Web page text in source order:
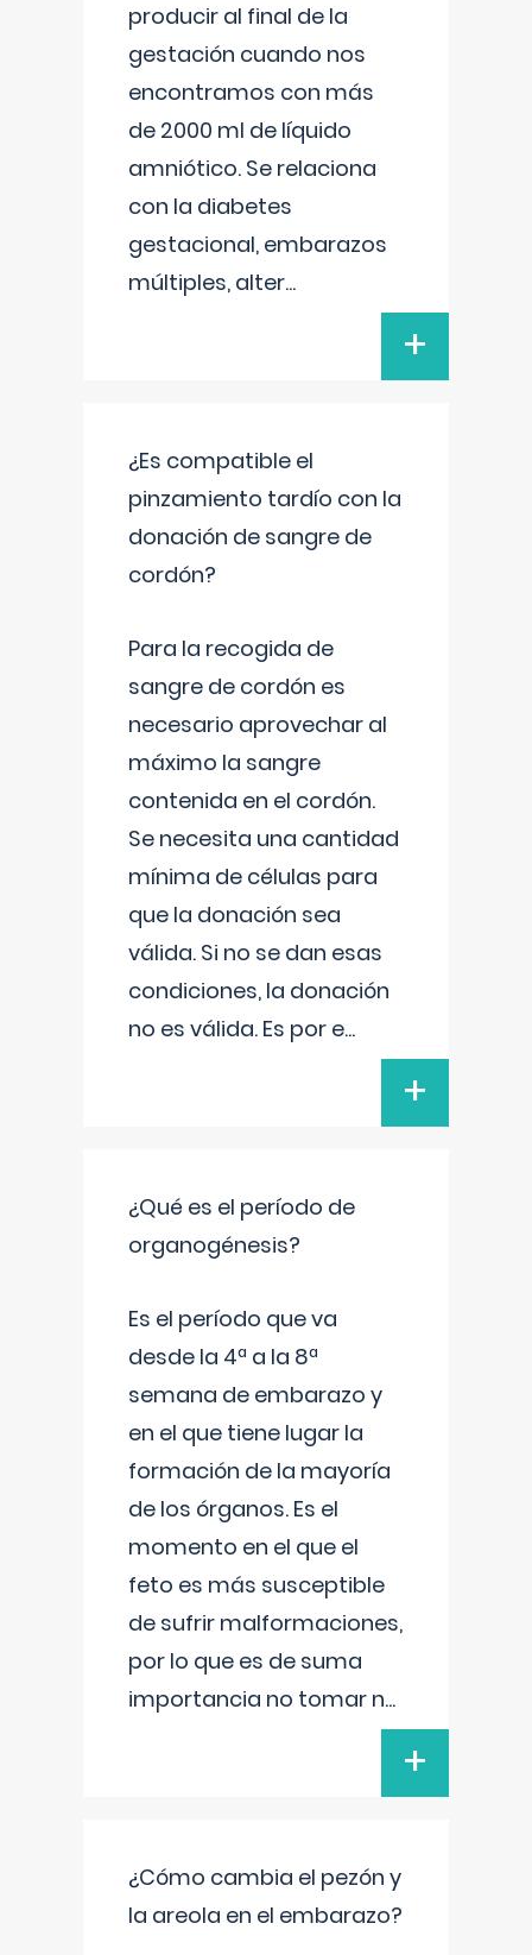
producir al final de la
gestación cuando nos
encontramos con más
de 2000 ml de líquido
amniótico. Se relaciona
con la diabetes
gestacional, embarazos
múltiples, alter...
+
¿Es compatible el
pinzamiento tardío con la
donación de sangre de
cordón?
Para la recogida de
sangre de cordón es
necesario aprovechar al
máximo la sangre
contenida en el cordón.
Se necesita una cantidad
mínima de células para
que la donación sea
válida. Si no se dan esas
condiciones, la donación
no es válida. Es por e...
+
¿Qué es el período de
organogénesis?
Es el período que va
desde la 4ª a la 8ª
semana de embarazo y
en el que tiene lugar la
formación de la mayoría
de los órganos. Es el
momento en el que el
feto es más susceptible
de sufrir malformaciones,
por lo que es de suma
importancia no tomar n...
+
¿Cómo cambia el pezón y
la areola en el embarazo?